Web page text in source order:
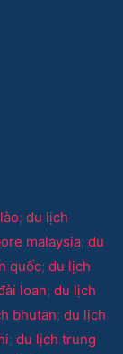
; du lịch
malaysia; du
quốc; du lịch
loan; du lịch
bhutan; du lịch
; du lịch trung